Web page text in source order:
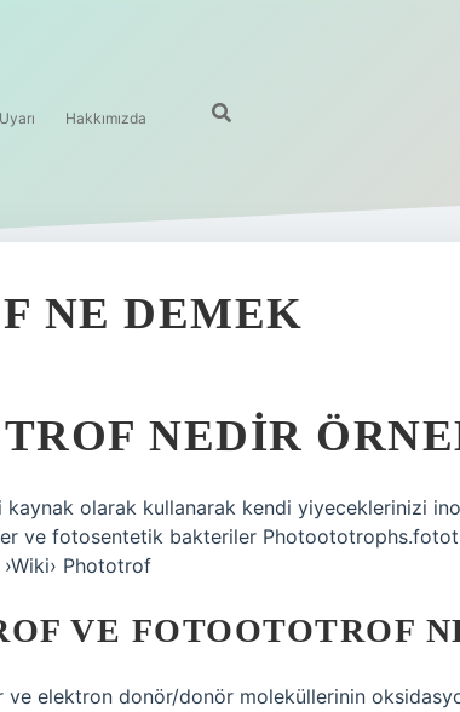
Hakkımızda
NE DEMEK
NEDIR
kaynak olarak kullanarak kendi yiyeceklerinizi
ve fotosentetik bakteriler
Phototrof
VE FOTOOTOTROF
ve elektron donör/donör moleküllerinin